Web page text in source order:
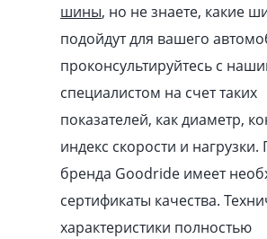
шины, но не знаете, какие
подойдут для вашего
проконсультируйтесь с
специалистом на счет таких
показателей, как диаметр,
индекс скорости и
бренда Goodride имеет
сертификаты качества.
характеристики полностью